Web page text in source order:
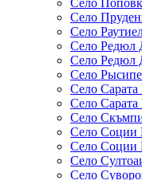
Село
Село
Село Редюл
Село Редюл
Село
Село
Село Сарата
Село
Село Соции
Село Соции
Село
Село